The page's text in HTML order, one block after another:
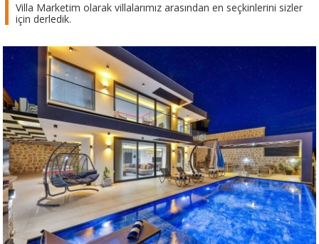
Villa Marketim olarak villalarımız arasından en seçkinlerini sizler
için derledik.